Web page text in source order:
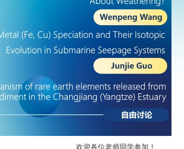
欢迎各位老师同学参加！